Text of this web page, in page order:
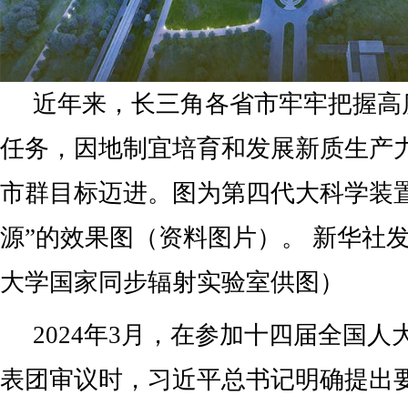
近年来，长三角各省市牢牢把握
任务，因地制宜培育和发展新质生产
市群目标迈进。图为第四代大科学装
源”的效果图（资料图片）。 新华社
大学国家同步辐射实验室供图）
2024年3月，在参加十四届全国人
表团审议时，习近平总书记明确提出